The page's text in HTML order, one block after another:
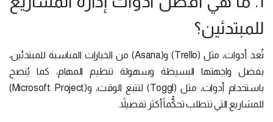
للمبتدئين؟
تُعد أدوات، مثل (Trello) و(Asana) من الخيارات المناسبة للمبتدئين،
بفضل واجهتها البسيطة وسهولة تنظيم المهام، كما يُنصح
باستخدام أدوات، مثل (Toggl) لتتبع الوقت، و(Microsoft Project)
للمشاريع التي تتطلب تحكُّماً أكثر تفصيلاً.